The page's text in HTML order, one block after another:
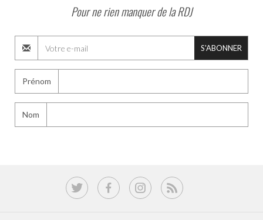
Pour ne rien manquer de la RDJ
S'ABONNER
Prénom
Nom